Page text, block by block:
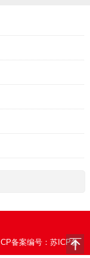
ICP备案编号：苏ICP备